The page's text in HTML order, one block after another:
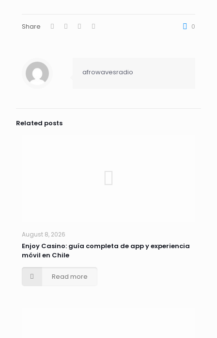
Share 0
afrowavesradio
Related posts
August 8, 2026
Enjoy Casino: guía completa de app y experiencia
móvil en Chile
Read more